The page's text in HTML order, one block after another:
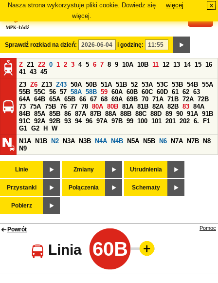
Nasza strona wykorzystuje pliki cookie. Dowiedz się
więcej.
więcej x
Sprawdź rozkład na dzień: i godzinę:
Z Z1 Z2 0 1 2 3 4 5 6 7 8 9 10A 10B 11 12 13 14 15 16
41 43 45
Z3 Z6 Z13 Z43 50A 50B 51A 51B 52 53A 53C 53B 54B 55A
55B 55C 56 57 58A 58B 59 60A 60B 60C 60D 61 62 63
64A 64B 65A 65B 66 67 68 69A 69B 70 71A 71B 72A 72B
73 75A 75B 76 77 78 80A 80B 81A 81B 82A 82B 83 84A
84B 85A 85B 86 87A 87B 88A 88B 88C 88D 89 90 91A 91B
91C 92A 92B 93 94 96 97A 97B 99 100 101 201 202 6.
F1
G1 G2 H
W
N1A
N1B N2 N3A N3B N4A N4B N5A N5B N6 N7A N7B
N8
N9
Linie Zmiany Utrudnienia
Przystanki Połączenia Schematy
Pobierz
Powrót
Linia 60B
Pomoc